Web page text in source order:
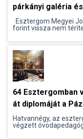
párkányi galéria
Esztergom Megyei
forint vissza nem
64 Esztergomban
át diplomáját a
Hatvannégy, az
végzett